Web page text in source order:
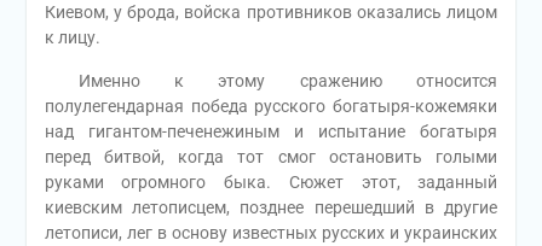
Киевом, у брода, войска противников оказались лицом
к лицу.
Именно к этому сражению относится
полулегендарная победа русского богатыря-кожемяки
над гигантом-печенежиным и испытание богатыря
перед битвой, когда тот смог остановить голыми
руками огромного быка. Сюжет этот, заданный
киевским летописцем, позднее перешедший в другие
летописи, лег в основу известных русских и украинских